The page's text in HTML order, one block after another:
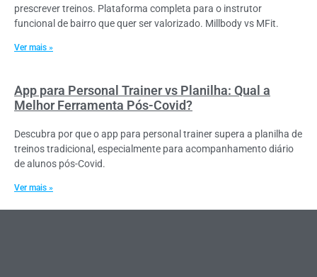
prescrever treinos. Plataforma completa para o instrutor
funcional de bairro que quer ser valorizado. Millbody vs MFit.
Ver mais »
App para Personal Trainer vs Planilha: Qual a
Melhor Ferramenta Pós-Covid?
Descubra por que o app para personal trainer supera a planilha de
treinos tradicional, especialmente para acompanhamento diário
de alunos pós-Covid.
Ver mais »